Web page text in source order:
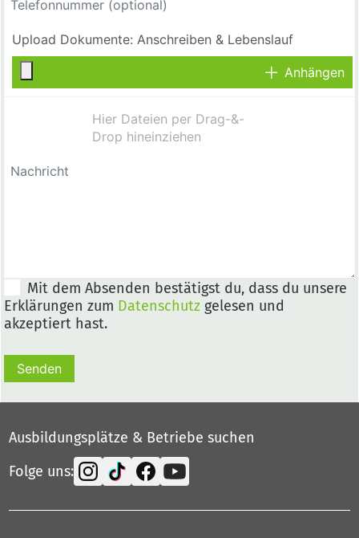
Anhängen
Mit dem Absenden bestätigst du, dass du unsere
Erklärungen zum Datenschutz gelesen und
akzeptiert hast.
Senden
Ausbildungsplätze & Betriebe suchen
Folge uns: